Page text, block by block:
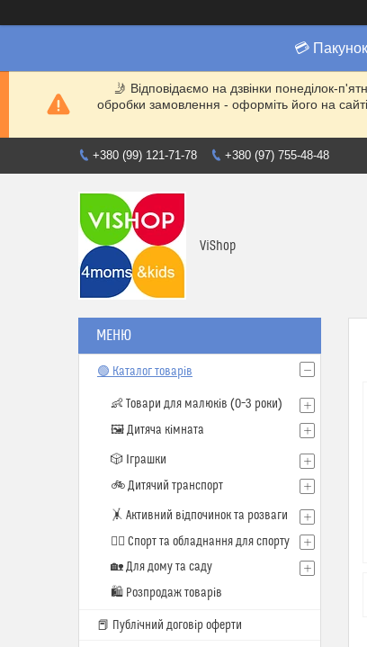
💳
🤳 Відповідаємо на дзвінки понеділок-
обробки замовлення - оформіть його на
+380 (99) 121-71-78 +380 (97) 755-48-48
ViShop
🟢 Каталог товарів
👶 Товари для малюків (0–3 роки)
🖼️ Дитяча кімната
🎲 Іграшки
🚲 Дитячий транспорт
🤸 Активний відпочинок та розваги
🏋️‍♂️ Спорт та обладнання для спорту
🏡 Для дому та саду
🛍 Розпродаж товарів
📕 Публічний договір оферти